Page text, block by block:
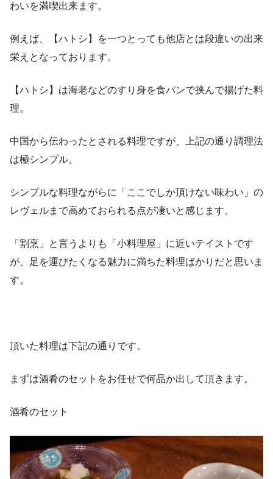
わいを満喫出来ます。
例えば、【ハトシ】を一つとっても他店とは段違いの出来
栄えとなっております。
【ハトシ】は海老などのすり身を食パンで挟んで揚げた料
理。
中国から伝わったとされる料理ですが、上記の通り調理法
は極シンプル。
シンプルな料理ながらに「ここでしか頂けない味わい」の
レヴェルまで高めておられる点が凄いと感じます。
「割烹」と言うよりも「小料理屋」に近いテイストです
が、足を運びたくなる魅力に満ちた料理ばかりだと思いま
す。
頂いた料理は下記の通りです。
まずは酒肴のセットをお任せで何品か出して頂きます。
酒肴のセット